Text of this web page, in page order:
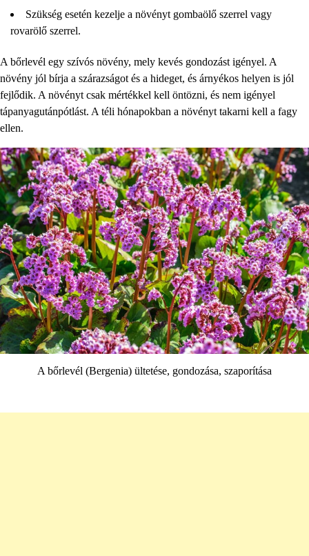
Szükség esetén kezelje a növényt gombaölő szerrel vagy
rovarölő szerrel.
A bőrlevél egy szívós növény, mely kevés gondozást igényel. A
növény jól bírja a szárazságot és a hideget, és árnyékos helyen is jól
fejlődik. A növényt csak mértékkel kell öntözni, és nem igényel
tápanyagutánpótlást. A téli hónapokban a növényt takarni kell a fagy
ellen.
A bőrlevél (Bergenia) ültetése, gondozása, szaporítása